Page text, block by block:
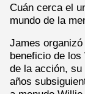
Cuán cerca el
mundo de la
James
beneficio de
de la acción, su
años